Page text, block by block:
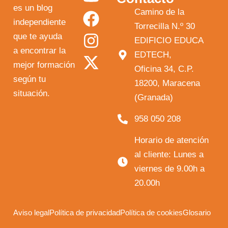
es un blog
independiente
que te ayuda
a encontrar la
mejor formación
según tu
situación.
o
u
t
u
a
c
e
b
n
s
t
a
-
t
w
i
Camino de la
Torrecilla N.º 30
EDIFICIO EDUCA
EDTECH,
Oficina 34, C.P.
18200, Maracena
(Granada)
958 050 208
Horario de atención
al cliente: Lunes a
viernes de 9.00h a
20.00h
Aviso legalPolítica de privacidadPolítica de cookiesGlosario